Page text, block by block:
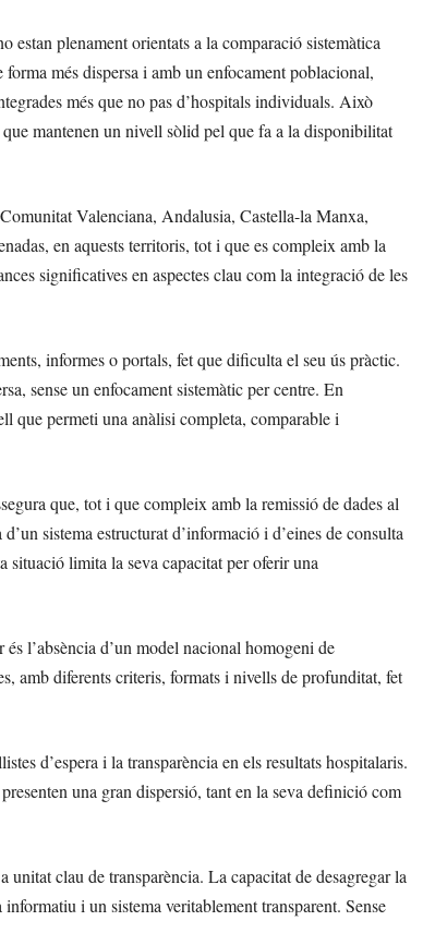
estan plenament orientats a la comparació sistemàtica
més dispersa i amb un enfocament poblacional,
més que no pas d’hospitals individuals. Això
mantenen un nivell sòlid pel que fa a la disponibilitat
Valenciana, Andalusia, Castella-la Manxa,
en aquests territoris, tot i que es compleix amb la
significatives en aspectes clau com la integració de les
informes o portals, fet que dificulta el seu ús pràctic.
sense un enfocament sistemàtic per centre. En
que permeti una anàlisi completa, comparable i
que, tot i que compleix amb la remissió de dades al
sistema estructurat d’informació i d’eines de consulta
situació limita la seva capacitat per oferir una
l’absència d’un model nacional homogeni de
amb diferents criteris, formats i nivells de profunditat, fet
d’espera i la transparència en els resultats hospitalaris.
una gran dispersió, tant en la seva definició com
clau de transparència. La capacitat de desagregar la
i un sistema veritablement transparent. Sense